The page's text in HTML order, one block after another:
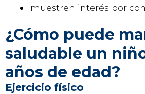
muestren interés por
¿Cómo puede
saludable un
años de edad?
Ejercicio físico